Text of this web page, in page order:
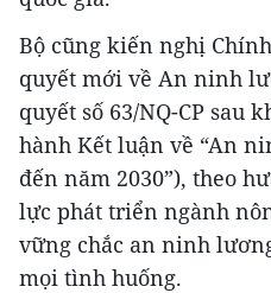
Bộ cũng kiến nghị
quyết mới về An ninh
quyết số 63/NQ-CP sau
hành Kết luận về “An
đến năm 2030”), theo
lực phát triển ngành
vững chắc an ninh
mọi tình huống.